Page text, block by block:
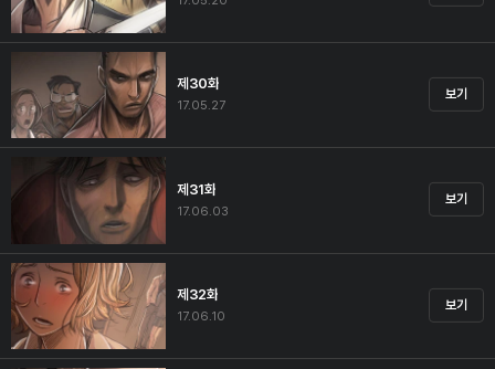
제30화
17.05.27
보기
제31화
17.06.03
보기
제32화
17.06.10
보기